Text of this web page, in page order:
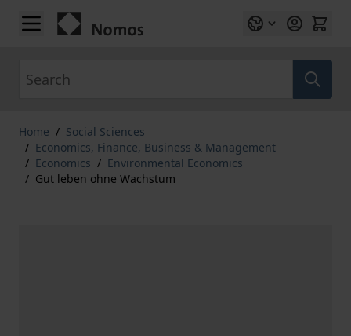
Skip to Content
Home / Social Sciences
/ Economics, Finance, Business & Management
/ Economics / Environmental Economics
/ Gut leben ohne Wachstum